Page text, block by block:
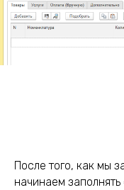
После того, как мы
начинаем заполнять